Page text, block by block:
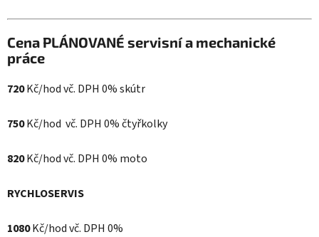
Cena PLÁNOVANÉ servisní a mechanické
práce
720Kč/hod vč. DPH 0% skútr
750Kč/hod vč. DPH 0% čtyřkolky
820Kč/hod vč. DPH 0% moto
RYCHLOSERVIS
1080Kč/hod vč. DPH 0%